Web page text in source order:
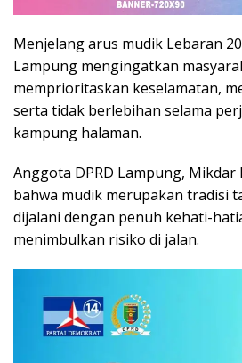
Menjelang arus mudik Lebaran
Lampung mengingatkan
memprioritaskan keselamatan,
serta tidak berlebihan selama
kampung halaman.
Anggota DPRD Lampung, Mikdar
bahwa mudik merupakan tradisi
dijalani dengan penuh kehati-
menimbulkan risiko di jalan.